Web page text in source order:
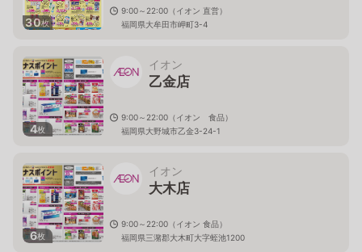
30枚
9:00～22:00（イオン 直営）
福岡県大牟田市岬町3-4
4枚
イオン
乙金店
9:00～22:00（イオン 食品）
福岡県大野城市乙金3-24-1
6枚
イオン
大木店
9:00～22:00（イオン 食品）
福岡県三潴郡大木町大字蛭池1200